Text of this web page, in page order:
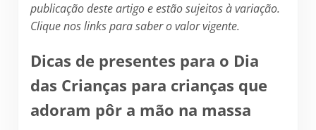
publicação deste artigo e estão sujeitos à variação.
Clique nos links para saber o valor vigente.
Dicas de presentes para o Dia
das Crianças para crianças que
adoram pôr a mão na massa